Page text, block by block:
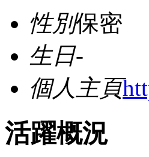
性別保密
生日-
個人主頁
活躍概況